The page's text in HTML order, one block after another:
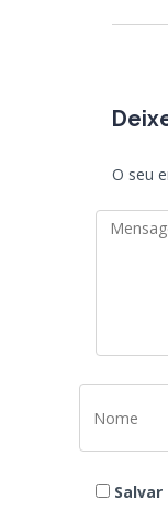
O seu